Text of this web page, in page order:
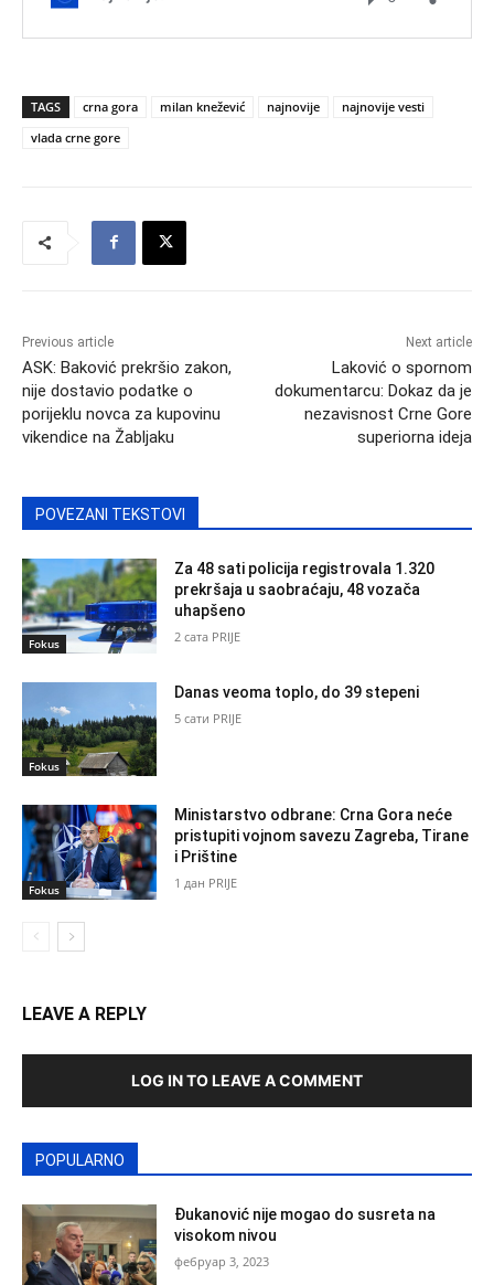
TAGS crna gora milan knežević najnovije
najnovije vesti
vlada crne gore
Previous article
ASK: Baković prekršio zakon,
nije dostavio podatke o
porijeklu novca za kupovinu
vikendice na Žabljaku
Next article
Laković o spornom
dokumentarcu: Dokaz da je
nezavisnost Crne Gore
superiorna ideja
POVEZANI TEKSTOVI
Fokus
Za 48 sati policija registrovala 1.320
prekršaja u saobraćaju, 48 vozača
uhapšeno
2 сата PRIJE
Fokus
Danas veoma toplo, do 39 stepeni
5 сати PRIJE
Fokus
Ministarstvo odbrane: Crna Gora neće
pristupiti vojnom savezu Zagreba, Tirane
i Prištine
1 дан PRIJE
LEAVE A REPLY
LOG IN TO LEAVE A COMMENT
POPULARNO
Đukanović nije mogao do susreta na
visokom nivou
фебруар 3, 2023